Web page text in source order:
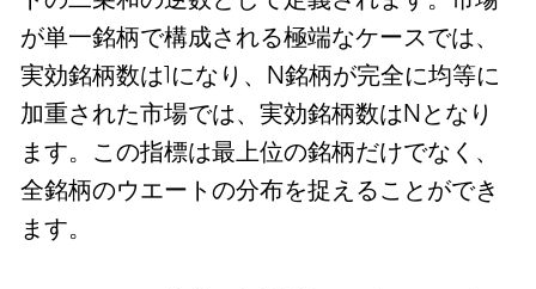
が単一銘柄で構成される極端なケースでは、
実効銘柄数は1になり、N銘柄が完全に均等に
加重された市場では、実効銘柄数はNとなり
ます。この指標は最上位の銘柄だけでなく、
全銘柄のウエートの分布を捉えることができ
ます。